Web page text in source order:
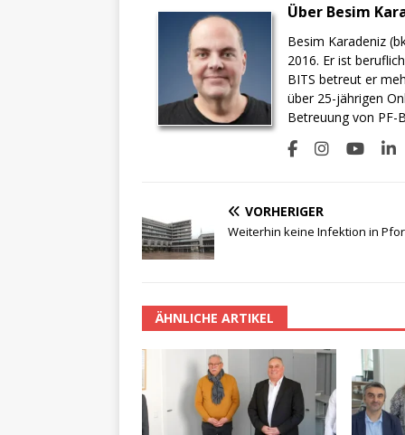
Über Besim
Besim Karadeniz
2016. Er ist
BITS betreut er
über 25-jährigen
Betreuung von PF-
VORHERIGER
Weiterhin keine Infektion in
ÄHNLICHE ARTIKEL